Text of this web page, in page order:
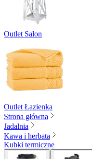
Outlet Salon
Outlet Łazienka
Strona główna
Jadalnia
Kawa i herbata
Kubki termiczne